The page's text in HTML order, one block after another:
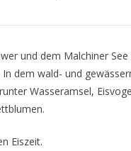
und dem Malchiner
dem wald- und
Wasseramsel,
Eiszeit.